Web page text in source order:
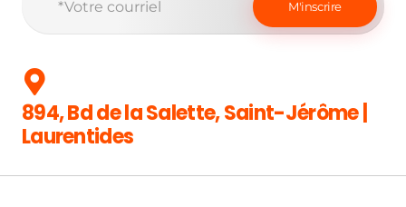
894, Bd de la Salette, Saint-Jérôme |
Laurentides